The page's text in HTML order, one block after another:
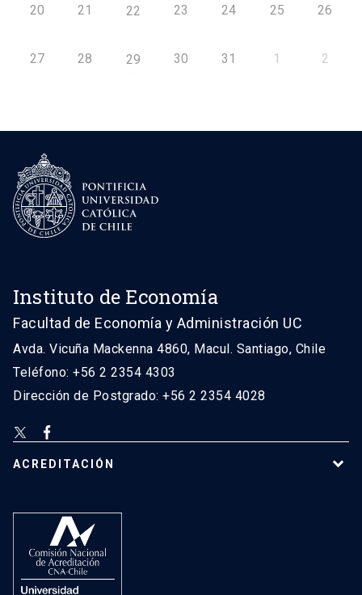
20 21 22 23 24 25 26
27 28 29 30 31 1 2
Instituto de Economía
Facultad de Economía y Administración UC
Avda. Vicuña Mackenna 4860, Macul. Santiago, Chile
Teléfono: +56 2 2354 4303
Dirección de Postgrado: +56 2 2354 4028
ACREDITACIÓN